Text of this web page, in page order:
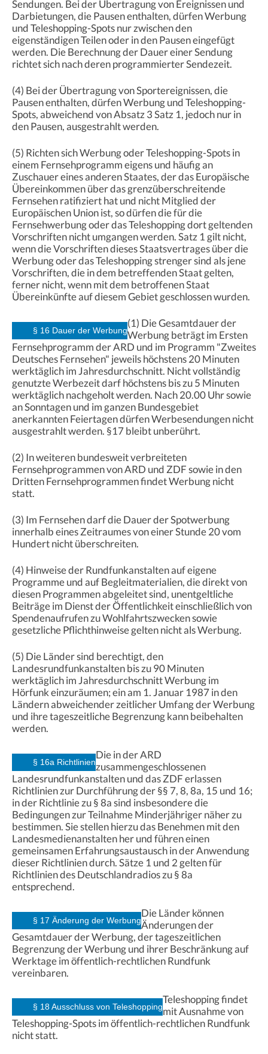
Sendungen. Bei der Übertragung von Ereignissen und
Darbietungen, die Pausen enthalten, dürfen Werbung
und Teleshopping-Spots nur zwischen den
eigenständigen Teilen oder in den Pausen eingefügt
werden. Die Berechnung der Dauer einer Sendung
richtet sich nach deren programmierter Sendezeit.
(4) Bei der Übertragung von Sportereignissen, die
Pausen enthalten, dürfen Werbung und Teleshopping-
Spots, abweichend von Absatz 3 Satz 1, jedoch nur in
den Pausen, ausgestrahlt werden.
(5) Richten sich Werbung oder Teleshopping-Spots in
einem Fernsehprogramm eigens und häufig an
Zuschauer eines anderen Staates, der das Europäische
Übereinkommen über das grenzüberschreitende
Fernsehen ratifiziert hat und nicht Mitglied der
Europäischen Union ist, so dürfen die für die
Fernsehwerbung oder das Teleshopping dort geltenden
Vorschriften nicht umgangen werden. Satz 1 gilt nicht,
wenn die Vorschriften dieses Staatsvertrages über die
Werbung oder das Teleshopping strenger sind als jene
Vorschriften, die in dem betreffenden Staat gelten,
ferner nicht, wenn mit dem betroffenen Staat
Übereinkünfte auf diesem Gebiet geschlossen wurden.
§ 16 Dauer der Werbung
(1) Die Gesamtdauer der
Werbung beträgt im Ersten
Fernsehprogramm der ARD und im Programm "Zweites
Deutsches Fernsehen" jeweils höchstens 20 Minuten
werktäglich im Jahresdurchschnitt. Nicht vollständig
genutzte Werbezeit darf höchstens bis zu 5 Minuten
werktäglich nachgeholt werden. Nach 20.00 Uhr sowie
an Sonntagen und im ganzen Bundesgebiet
anerkannten Feiertagen dürfen Werbesendungen nicht
ausgestrahlt werden. §17 bleibt unberührt.
(2) In weiteren bundesweit verbreiteten
Fernsehprogrammen von ARD und ZDF sowie in den
Dritten Fernsehprogrammen findet Werbung nicht
statt.
(3) Im Fernsehen darf die Dauer der Spotwerbung
innerhalb eines Zeitraumes von einer Stunde 20 vom
Hundert nicht überschreiten.
(4) Hinweise der Rundfunkanstalten auf eigene
Programme und auf Begleitmaterialien, die direkt von
diesen Programmen abgeleitet sind, unentgeltliche
Beiträge im Dienst der Öffentlichkeit einschließlich von
Spendenaufrufen zu Wohlfahrtszwecken sowie
gesetzliche Pflichthinweise gelten nicht als Werbung.
(5) Die Länder sind berechtigt, den
Landesrundfunkanstalten bis zu 90 Minuten
werktäglich im Jahresdurchschnitt Werbung im
Hörfunk einzuräumen; ein am 1. Januar 1987 in den
Ländern abweichender zeitlicher Umfang der Werbung
und ihre tageszeitliche Begrenzung kann beibehalten
werden.
§ 16a Richtlinien
Die in der ARD
zusammengeschlossenen
Landesrundfunkanstalten und das ZDF erlassen
Richtlinien zur Durchführung der §§ 7, 8, 8a, 15 und 16;
in der Richtlinie zu § 8a sind insbesondere die
Bedingungen zur Teilnahme Minderjähriger näher zu
bestimmen. Sie stellen hierzu das Benehmen mit den
Landesmedienanstalten her und führen einen
gemeinsamen Erfahrungsaustausch in der Anwendung
dieser Richtlinien durch. Sätze 1 und 2 gelten für
Richtlinien des Deutschlandradios zu § 8a
entsprechend.
§ 17 Änderung der Werbung
Die Länder können
Änderungen der
Gesamtdauer der Werbung, der tageszeitlichen
Begrenzung der Werbung und ihrer Beschränkung auf
Werktage im öffentlich-rechtlichen Rundfunk
vereinbaren.
§ 18 Ausschluss von Teleshopping
Teleshopping findet
mit Ausnahme von
Teleshopping-Spots im öffentlich-rechtlichen Rundfunk
nicht statt.